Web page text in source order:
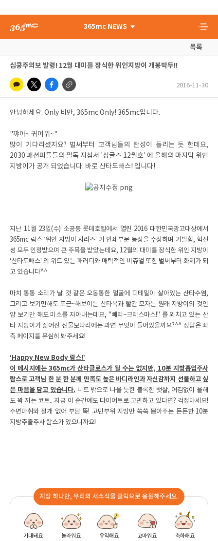
365mc NEWS
목록
심쿵주의보 발령! 12월 대미를 장식한 위인지방이 개봉박두!!
2016-11-30
안녕하세요. Only 비만, 365mc Only! 365mc입니다.
"꺄아~ 귀여워~"
많이 기다리셨지요? 벌써부터 고객님들의 탄성이 들리는 듯 한데요,
2030 패션피플들의 필독 지침서 '싱글즈 12월호' 에 올해의 마지막 위인
지방이가 공개 되었습니다. 바로 산타도빼스! 입니다!
지난 11월 23일(수) 소공동 롯데호텔에서 열린 2016 대한민국광고대상에서
365mc 람스 ‘위인 지방이 시리즈’ 가 인쇄부문 동상을 수상하며 기발함, 혁신
성 모두 인정받으며 큰 주목을 받았는데요, 12월의 대미를 장식한 위인 지방이
‘산타도빼스’ 의 위트 있는 패러디와 매력적인 비쥬얼 또한 벌써부터 화제가 되
고 있습니다^^
마치 통통 소리가 날 것 같은 오동통한 얼굴에 디테일이 살아있는 산타수염,
그리고 보기만해도 포근~해보이는 산타복과 빨간 모자는 원래 지방이의 것인
양 보기만 해도 미소를 자아내는데요, "빼리~크리스마스!" 를 외치고 있는 산
타 지방이가 짊어진 선물보따리에는 과연 무엇이 들어있을까요?^^ 정답은 좌
측 페이지를 유심히 봐주세요!
‘Happy New Body 람스!’
이 메시지에는 365mc가 산타클로스가 될 수는 없지만, 10분 지방흡입주사
람스로 고객님 한 분 한 분께 만족도 높은 바디라인과 자신감까지 선물하고 싶
은 마음을 담고 있습니다. 니트 밖으로 나올 듯한 뽈록한 뱃살, 어김없이 올해
도 꽉 끼는 코트.. 지금 이 순간에도 다이어트로 고민하고 있다면? 걱정마세요!
수면마취와 절개 없어 부담 뚝! 고민부위 지방만 쏙쏙 뽑아주는 든든한 10분
지방추출주사 람스가 있으니까요!
지방 하나만, 우리의 새소식을 클릭으로 응원해주세요.
기대돼요 놀라워요 유익해요 고마워요 축하해요